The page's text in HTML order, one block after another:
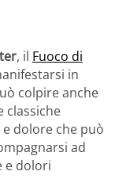
, il Fuoco di
in
colpire anche
classiche
dolore che può
ad
e dolori